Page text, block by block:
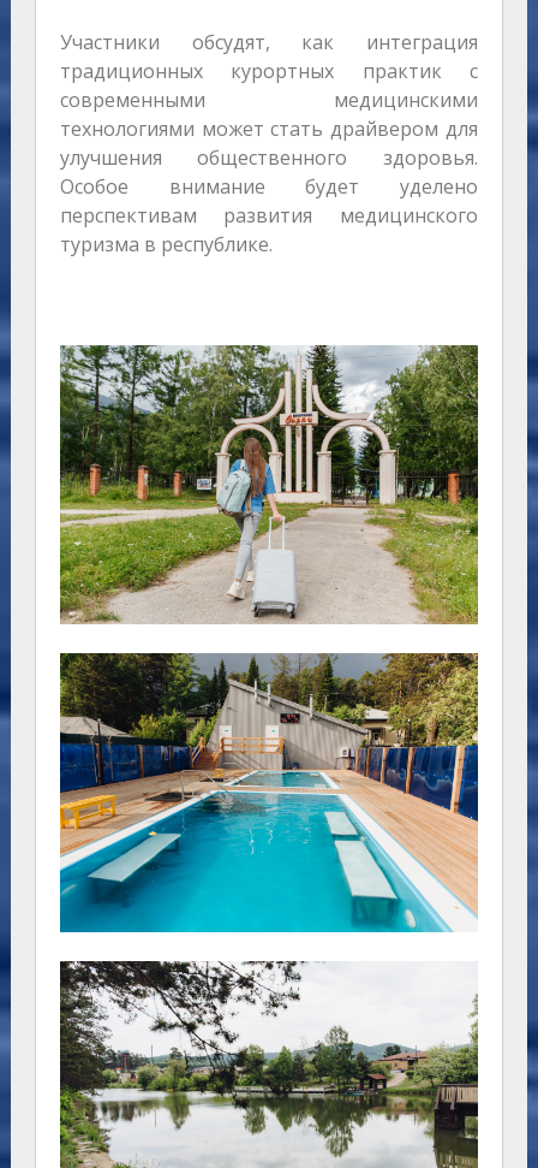
Участники обсудят, как интеграция
традиционных курортных практик с
современными медицинскими
технологиями может стать драйвером для
улучшения общественного здоровья.
Особое внимание будет уделено
перспективам развития медицинского
туризма в республике.